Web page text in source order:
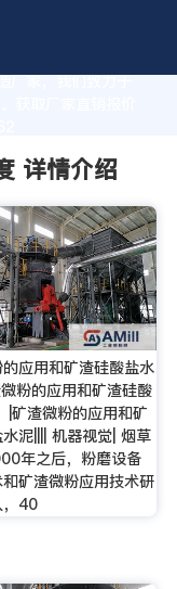
厂家，我们致力于
获取厂家直销报价
详情介绍
应用和矿渣硅酸盐水
粉的应用和矿渣硅酸
|矿渣微粉的应用和矿
泥|||| 机器视觉| 烟草
年之后，粉磨设备
矿渣微粉应用技术研
，40